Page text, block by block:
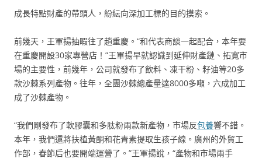
成長特點財產的帶頭人，紛紜向深加工標的目的摸索。
前幾天，王軍揚抽暇往了趟重慶。“和代表商談一起配合，本年要
在重慶開設30家專營店！”王軍揚早就認識到延伸財產鏈、拓寬市
場的主要性，前幾年，公司就發布了飲料、凍干粉、籽油等20多
款沙棘系列產物。往年，全團沙棘總產量達8000多噸，六成加工
成了沙棘產物。
“我們剛發布了軟膠囊和多肽粉兩款新產物，市場反包養響不錯。
本年，我們還將扶植黃酮和花青素提取生孩子線。廣州的外貿工
作部，春節后也要開端運營了。”王軍揚說，“產物和市場兩手